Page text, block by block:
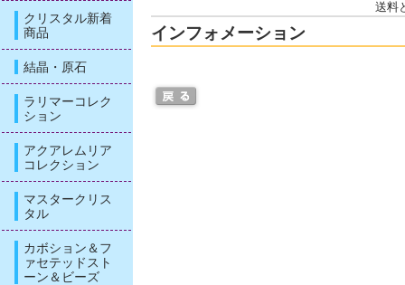
クリスタル新着
商品
結晶・原石
ラリマーコレク
ション
アクアレムリア
コレクション
マスタークリス
タル
カボション＆フ
ァセテッドスト
ーン＆ビーズ
送料
インフォメーション